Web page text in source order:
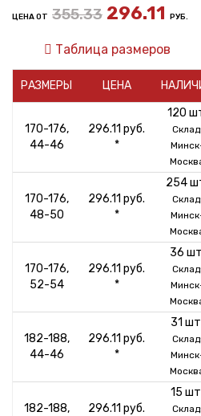
ЦЕНА ОТ 355.33 296.11 РУБ.
Таблица размеров
РАЗМЕРЫ ЦЕНА
170-176,
44-46
296.11 руб.
*
120
Склад:
170-176,
48-50
296.11 руб.
*
254
Склад:
170-176,
52-54
296.11 руб.
*
36
Склад:
182-188,
44-46
296.11 руб.
*
31
Склад:
182-188,
296.11 руб.
15
Склад: